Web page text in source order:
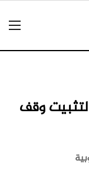
وقف